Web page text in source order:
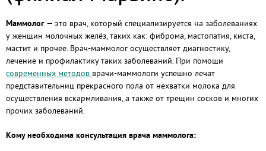
Маммолог — это врач, который специализируется на заболеваниях
у женщин молочных желёз, таких как: фиброма, мастопатия, киста,
мастит и прочее. Врач-маммолог осуществляет диагностику,
лечение и профилактику таких заболеваний. При помощи
современных методов врачи-маммологи успешно лечат
представительниц прекрасного пола от нехватки молока для
осуществления вскармливания, а также от трещин сосков и многих
прочих заболеваний.
Кому необходима консультация врача маммолога: